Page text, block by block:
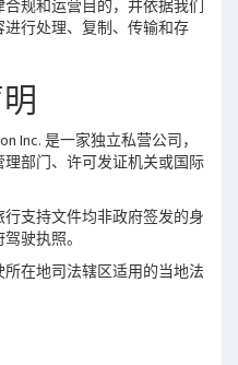
规和运营目的，并依据我们
行处理、复制、传输和存
Inc. 是一家独立私营公司，
部门、许可发证机关或国际
支持文件均非政府签发的身
驶执照。
在地司法辖区适用的当地法